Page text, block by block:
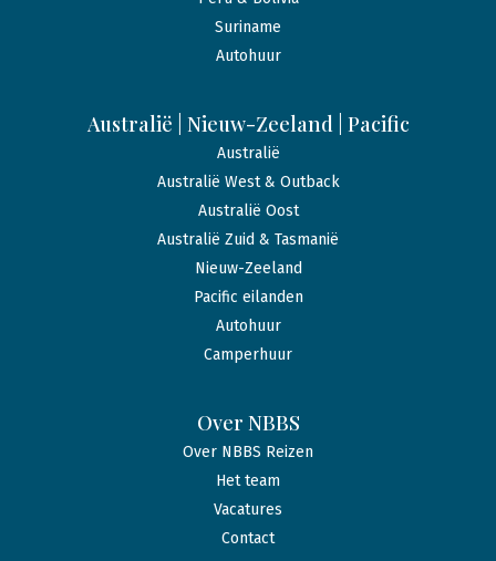
Suriname
Autohuur
Australië | Nieuw-Zeeland | Pacific
Australië
Australië West & Outback
Australië Oost
Australië Zuid & Tasmanië
Nieuw-Zeeland
Pacific eilanden
Autohuur
Camperhuur
Over NBBS
Over NBBS Reizen
Het team
Vacatures
Contact